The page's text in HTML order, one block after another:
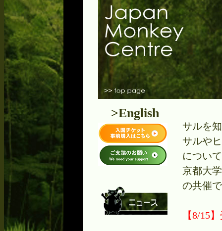
サルを
サルや
につい
京都大
の共催
【8/15
>English